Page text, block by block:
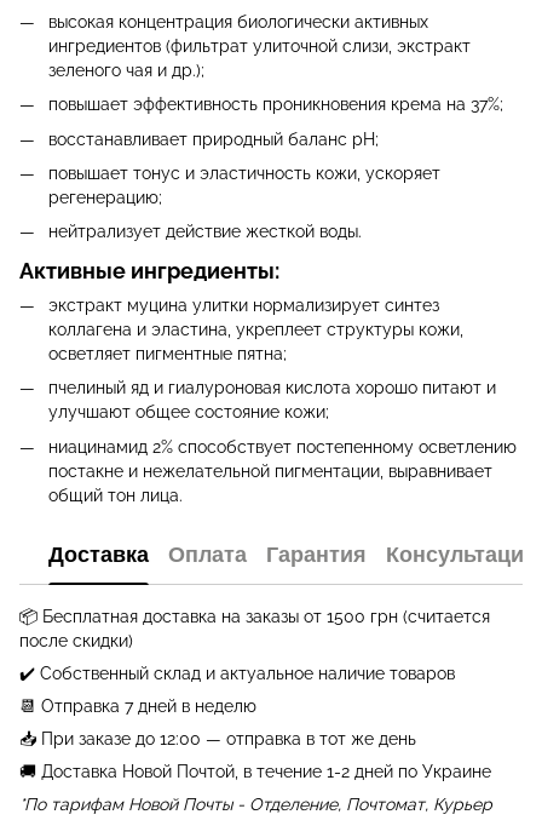
высокая концентрация биологически активных
ингредиентов (фильтрат улиточной слизи, экстракт
зеленого чая и др.);
повышает эффективность проникновения крема на 37%;
восстанавливает природный баланс рH;
повышает тонус и эластичность кожи, ускоряет
регенерацию;
нейтрализует действие жесткой воды.
Активные ингредиенты:
экстракт муцина улитки нормализирует синтез
коллагена и эластина, укреплеет структуры кожи,
осветляет пигментные пятна;
пчелиный яд и гиалуроновая кислота хорошо питают и
улучшают общее состояние кожи;
ниацинамид 2% способствует постепенному осветлению
постакне и нежелательной пигментации, выравнивает
общий тон лица.
Доставка Оплата Гарантия Консультация
📦 Бесплатная доставка на заказы от 1500 грн (считается
после скидки)
✔️ Собственный склад и актуальное наличие товаров
📆 Отправка 7 дней в неделю
📥 При заказе до 12:00 — отправка в тот же день
🚚 Доставка Новой Почтой, в течение 1-2 дней по Украине
*По тарифам Новой Почты - Отделение, Почтомат, Курьер